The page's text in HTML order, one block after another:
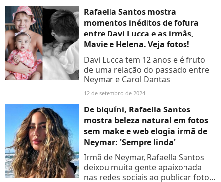
Rafaella Santos mostra
momentos inéditos de fofura
entre Davi Lucca e as irmãs,
Mavie e Helena. Veja fotos!
Davi Lucca tem 12 anos e é fruto
de uma relação do passado entre
Neymar e Carol Dantas
12 de setembro de 2024
De biquíni, Rafaella Santos
mostra beleza natural em fotos
sem make e web elogia irmã de
Neymar: 'Sempre linda'
Irmã de Neymar, Rafaella Santos
deixou muita gente apaixonada
nas redes sociais ao publicar fotos